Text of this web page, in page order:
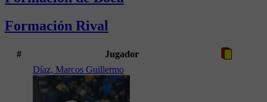
Formación Rival
# Jugador
Díaz, Marcos Guillermo